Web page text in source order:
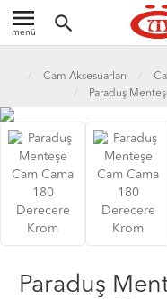
menu
menü search
Cam Aksesuarları
Paraduş
Paraduş